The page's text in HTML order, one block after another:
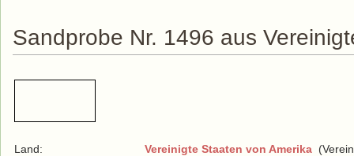
Sandprobe Nr. 1496 aus
Land: Vereinigte Staaten von Amerika